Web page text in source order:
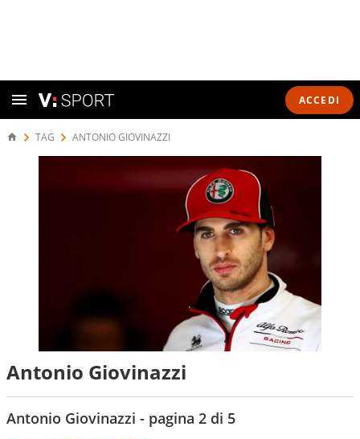
ACCEDI
TAG ANTONIO GIOVINAZZI
Antonio Giovinazzi
Antonio Giovinazzi - pagina 2 di 5